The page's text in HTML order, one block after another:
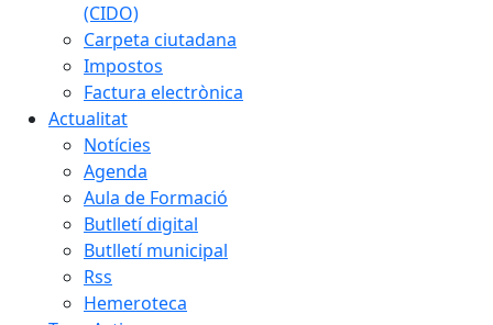
(CIDO)
Carpeta ciutadana
Impostos
Factura electrònica
Actualitat
Notícies
Agenda
Aula de Formació
Butlletí digital
Butlletí municipal
Rss
Hemeroteca